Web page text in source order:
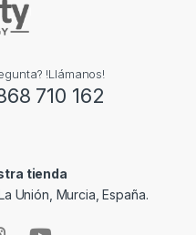
!Llámanos!
710 162
tienda
Unión, Murcia, España.